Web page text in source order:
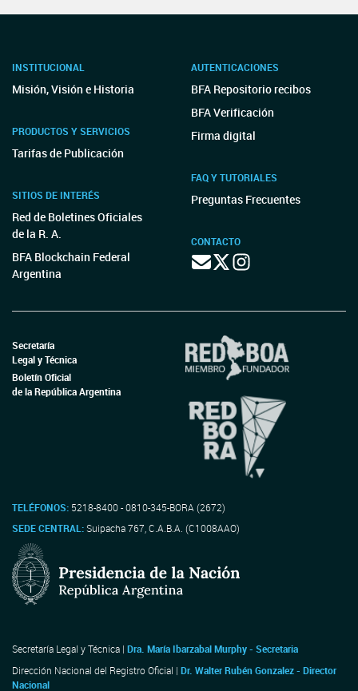
INSTITUCIONAL
Misión, Visión e Historia
PRODUCTOS Y SERVICIOS
Tarifas de Publicación
SITIOS DE INTERÉS
Red de Boletines Oficiales
de la R. A.
BFA Blockchain Federal
Argentina
AUTENTICACIONES
BFA Repositorio recibos
BFA Verificación
Firma digital
FAQ Y TUTORIALES
Preguntas Frecuentes
CONTACTO
Secretaría
Legal y Técnica
Boletín Oficial
de la República Argentina
TELÉFONOS: 5218-8400 - 0810-345-BORA (2672)
SEDE CENTRAL:Suipacha 767, C.A.B.A. (C1008AAO)
Secretaría Legal y Técnica | Dra. María Ibarzabal Murphy - Secretaria
Dirección Nacional del Registro Oficial | Dr. Walter Rubén Gonzalez - Director
Nacional